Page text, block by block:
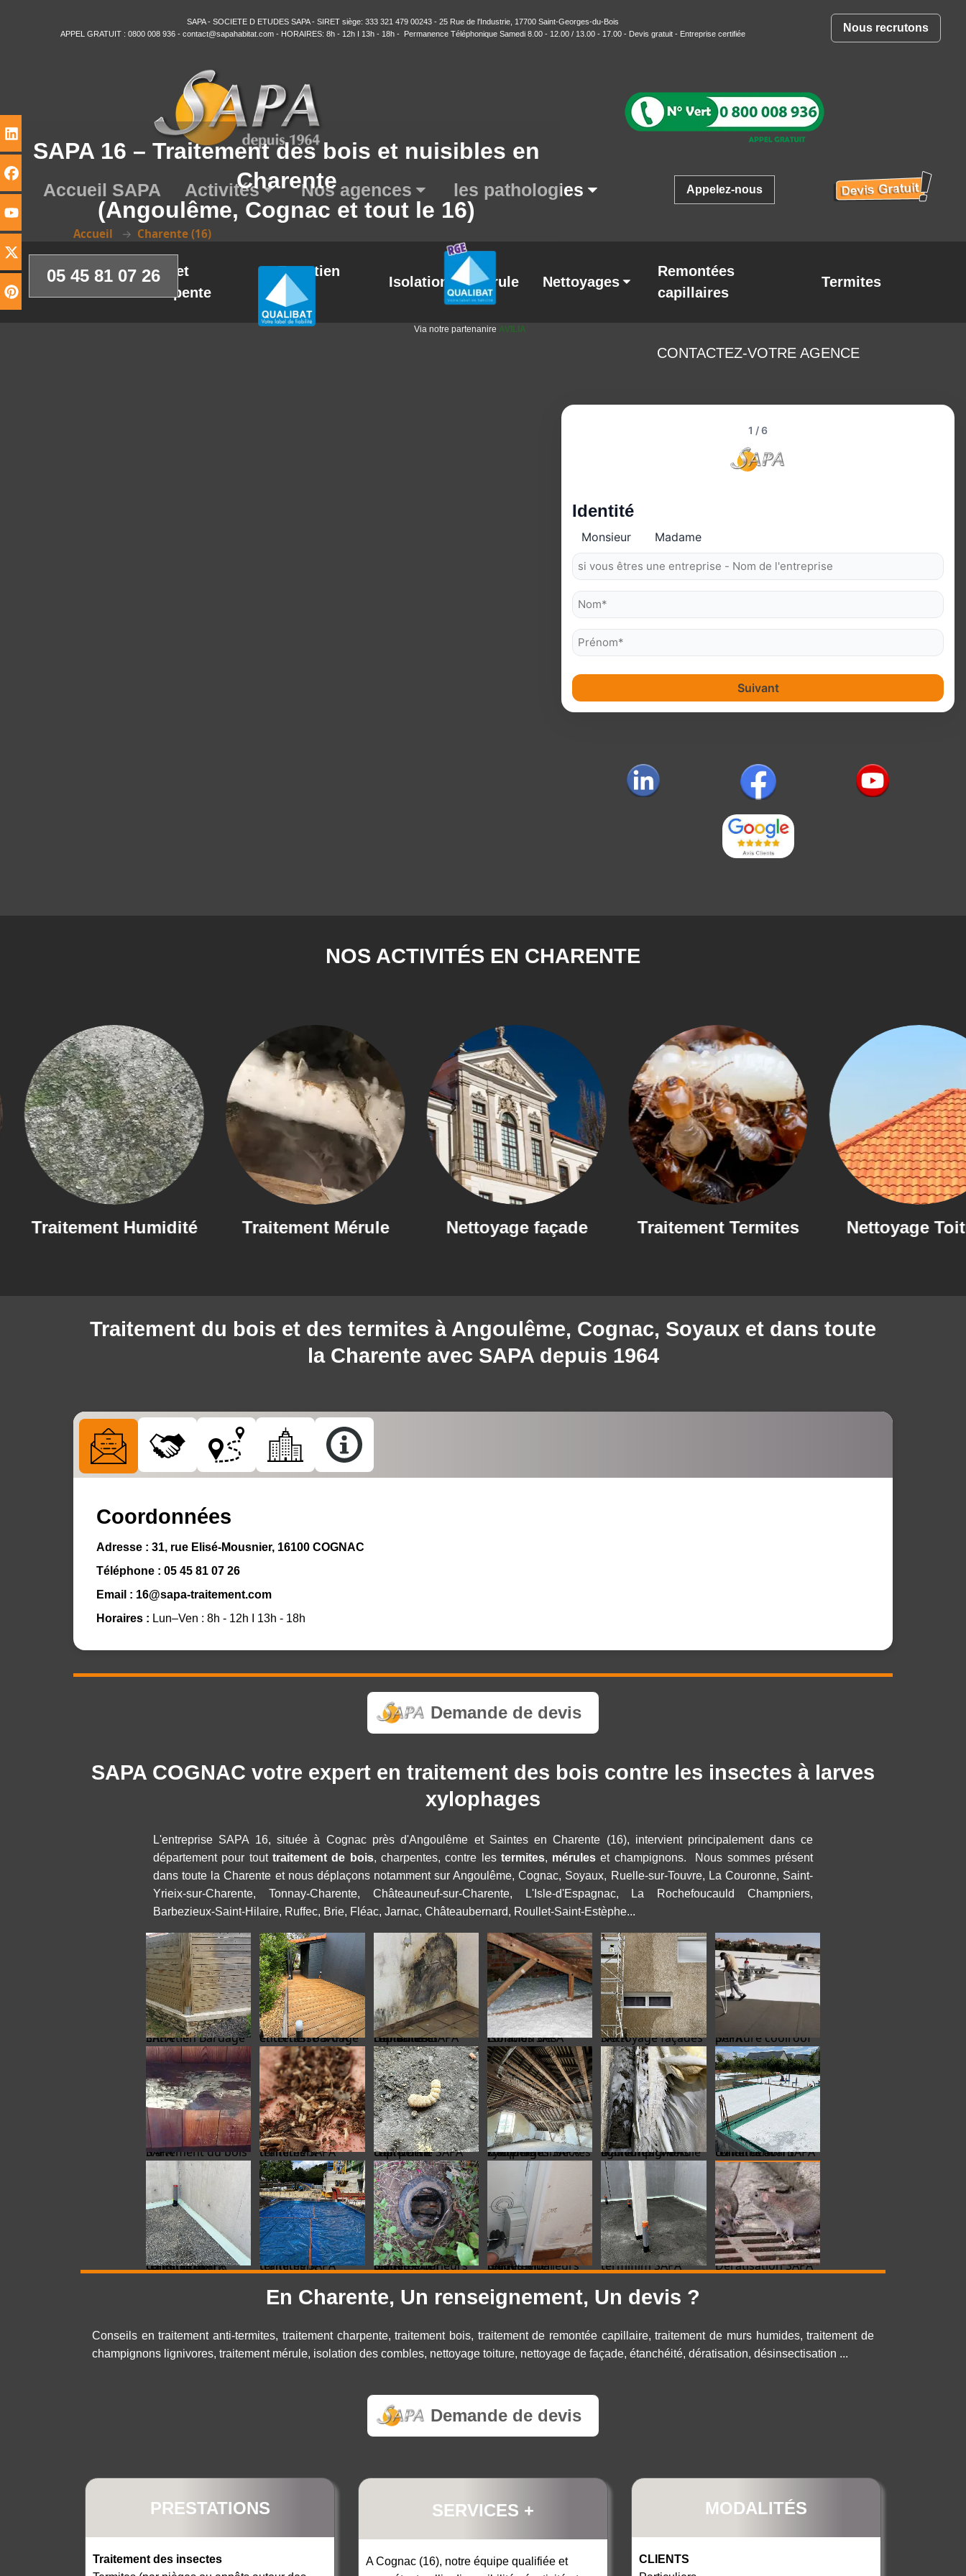
SAPA- SOCIETE D ETUDES SAPA - SIRET siège: 333 321 479 00243 - 25 Rue de l'Industrie, 17700 Saint-Georges-du-Bois
APPEL GRATUIT : 0800 008 936 - contact@sapahabitat.com- HORAIRES: 8h - 12h I 13h - 18h - Permanence Téléphonique Samedi 8.00 - 12.00 / 13.00 - 17.00 - Devis gratuit- Entreprise certifiée Nous recrutons
Accueil SAPA Activités Nos agences les pathologies Appelez-nous
Accueil Charente (16)
3D
Bois et
Charpente
Entretien
bois
Isolation Mérule Nettoyages
Remontées
capillaires
Termites
SAPA 16 – Traitement des bois et nuisibles en
Charente
(Angoulême, Cognac et tout le 16)
05 45 81 07 26
Via notre partenanire AVILIA
CONTACTEZ-VOTRE AGENCE
1 / 6
Identité
Monsieur Madame
Suivant
NOS ACTIVITÉS EN CHARENTE
Humidité Traitement Mérule Nettoyage façade Traitement Termites Nettoyage Toiture
Traitement du bois et des termites à Angoulême, Cognac, Soyaux et dans toute
la Charente avec SAPA depuis 1964
Coordonnées
Adresse : 31, rue Elisé-Mousnier, 16100 COGNAC
Téléphone : 05 45 81 07 26
Email : 16@sapa-traitement.com
Horaires : Lun–Ven : 8h - 12h I 13h - 18h
Demande de devis
SAPA COGNAC votre expert en traitement des bois contre les insectes à larves
xylophages
L'entreprise SAPA 16, située à Cognac près d'Angoulême et Saintes en Charente (16), intervient principalement dans ce
département pour tout traitement de bois, charpentes, contre les termites, mérules et champignons. Nous sommes présent
dans toute la Charente et nous déplaçons notamment sur Angoulême, Cognac, Soyaux, Ruelle-sur-Touvre, La Couronne, Saint-
Yrieix-sur-Charente, Tonnay-Charente, Châteauneuf-sur-Charente, L'Isle-d'Espagnac, La Rochefoucauld Champniers,
Barbezieux-Saint-Hilaire, Ruffec, Brie, Fléac, Jarnac, Châteaubernard, Roullet-Saint-Estèphe...
Entretien Bardage SAPA entretien bardage et terrasse SAPA traitement Humidité et remontées capillaires SAPA Isolation des combles SAPA Nettoyage façades SAPA peinture coolroof SAPA
traitement du bois SAPA traitement termites SAPA traitement charpente capricorne SAPA traitement charpente insectes xylophages SAPA traitement mérule et champignons lignivores SAPA traitement termites avant construction SAPA
traitement termites avant construction termifilm SAPA traitement termites SAPA traitement termites par pièges exterieurs SAPA traitement termites par pièges interieurs SAPA termifilm SAPA Dératisation SAPA
En Charente, Un renseignement, Un devis ?
Conseils en traitement anti-termites, traitement charpente, traitement bois, traitement de remontée capillaire, traitement de murs humides, traitement de
champignons lignivores, traitement mérule, isolation des combles, nettoyage toiture, nettoyage de façade, étanchéité, dératisation, désinsectisation ...
Demande de devis
PRESTATIONS
Traitement des insectes
SERVICES +
A Cognac (16), notre équipe qualifiée et
MODALITÉS
CLIENTS